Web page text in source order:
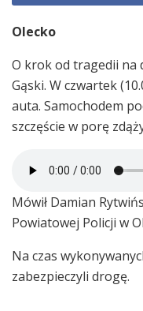
Olecko
O krok od tragedii na
Gąski. W czwartek
auta. Samochodem
szczęście w porę
Mówił Damian
Powiatowej Policji w
Na czas
zabezpieczyli drogę.